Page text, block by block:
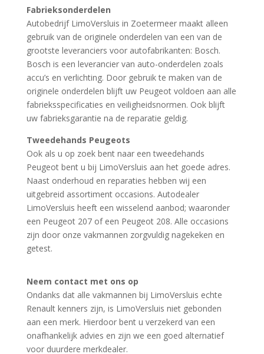
Fabrieksonderdelen
Autobedrijf LimoVersluis in Zoetermeer maakt alleen
gebruik van de originele onderdelen van een van de
grootste leveranciers voor autofabrikanten: Bosch.
Bosch is een leverancier van auto-onderdelen zoals
accu’s en verlichting. Door gebruik te maken van de
originele onderdelen blijft uw Peugeot voldoen aan alle
fabrieksspecificaties en veiligheidsnormen. Ook blijft
uw fabrieksgarantie na de reparatie geldig.
Tweedehands Peugeots
Ook als u op zoek bent naar een tweedehands
Peugeot bent u bij LimoVersluis aan het goede adres.
Naast onderhoud en reparaties hebben wij een
uitgebreid assortiment occasions. Autodealer
LimoVersluis heeft een wisselend aanbod; waaronder
een Peugeot 207 of een Peugeot 208. Alle occasions
zijn door onze vakmannen zorgvuldig nagekeken en
getest.
Neem contact met ons op
Ondanks dat alle vakmannen bij LimoVersluis echte
Renault kenners zijn, is LimoVersluis niet gebonden
aan een merk. Hierdoor bent u verzekerd van een
onafhankelijk advies en zijn we een goed alternatief
voor duurdere merkdealer.